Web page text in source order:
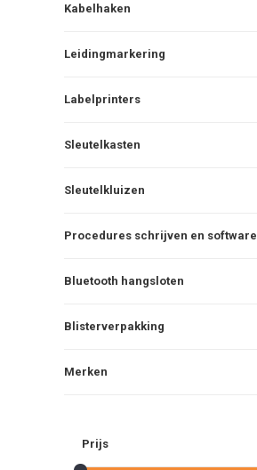
Kabelhaken
Leidingmarkering
Labelprinters
Sleutelkasten
Sleutelkluizen
Procedures schrijven en software
Bluetooth hangsloten
Blisterverpakking
Merken
Prijs